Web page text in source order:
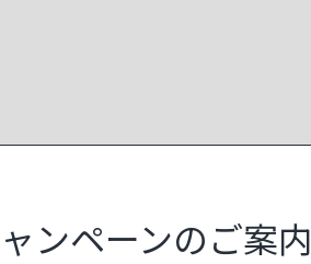
ンペーンのご案内